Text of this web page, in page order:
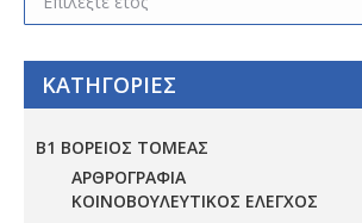
ΚΑΤΗΓΟΡΙΕΣ
Β1 ΒΟΡΕΙΟΣ ΤΟΜΕΑΣ
ΑΡΘΡΟΓΡΑΦΙΑ
ΚΟΙΝΟΒΟΥΛΕΥΤΙΚΟΣ ΕΛΕΓΧΟΣ